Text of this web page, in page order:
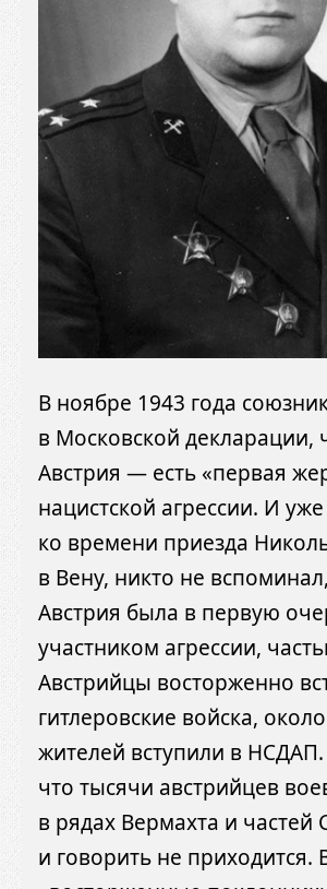
В ноябре 1943 года
в Московской декларации,
Австрия — есть «первая
нацистской агрессии. И
ко времени приезда
в Вену, никто не
Австрия была в первую
участником агрессии,
Австрийцы восторженно
гитлеровские войска,
жителей вступили в
что тысячи австрийцев
в рядах Вермахта и частей
и говорить не приходится.